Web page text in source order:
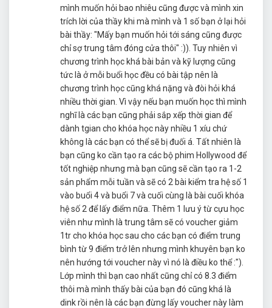
mình muốn hỏi bao nhiêu cũng được và mình xin
trích lời của thầy khi mà mình và 1 số bạn ở lại hỏi
bài thầy: "Mấy bạn muốn hỏi tới sáng cũng được
chỉ sợ trung tâm đóng cửa thôi" :)). Tuy nhiên vì
chương trình học khá bài bản và kỹ lượng cũng
tức là ở mỗi buổi học đều có bài tập nên là
chương trình học cũng khá nặng và đòi hỏi khá
nhiều thời gian. Vì vậy nếu bạn muốn học thì mình
nghĩ là các bạn cũng phải sắp xếp thời gian để
dành tgian cho khóa học này nhiều 1 xíu chứ
không là các bạn có thể sẽ bị đuối á. Tất nhiên là
bạn cũng ko cần tạo ra các bộ phim Hollywood để
tốt nghiệp nhưng mà bạn cũng sẽ cần tạo ra 1-2
sản phẩm mỗi tuần và sẽ có 2 bài kiểm tra hệ số 1
vào buổi 4 và buổi 7 và cuối cùng là bài cuối khóa
hệ số 2 để lấy điểm nữa. Thêm 1 lưu ý từ cựu học
viên như mình là trung tâm sẽ có voucher giảm
1tr cho khóa học sau cho các bạn có điểm trung
bình từ 9 điểm trở lên nhưng mình khuyên bạn ko
nên hướng tới voucher này vì nó là điều ko thể :").
Lớp mình thì bạn cao nhất cũng chỉ có 8.3 điểm
thôi mà mình thấy bài của bạn đó cũng khá là
dink rồi nên là các bạn đừng lấy voucher này làm